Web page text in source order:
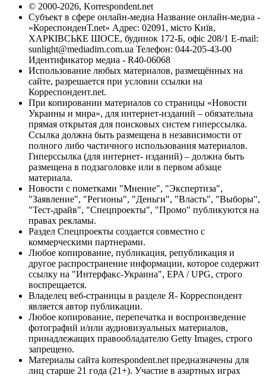
© 2000-2026, Korrespondent.net
Субъект в сфере онлайн-медиа Название онлайн-медиа -
«КореспонденТ.net» Адрес: 02091, місто Київ,
ХАРКІВСЬКЕ ШОСЕ, будинок 172-Б, офіс 208/1 E-mail:
sunlight@mediadim.com.ua Телефон: 044-205-43-00
Идентификатор медиа - R40-06068
Использование любых материалов, размещённых на
сайте, разрешается при условии ссылки на
Корреспондент.net.
При копировании материалов со страницы «Новости
Украины и мира», для интернет-изданий – обязательна
прямая открытая для поисковых систем гиперссылка.
Ссылка должна быть размещена в независимости от
полного либо частичного использования материалов.
Гиперссылка (для интернет- изданий) – должна быть
размещена в подзаголовке или в первом абзаце
материала.
Новости с пометками "Мнение", "Экспертиза",
"Заявление", "Регионы", "Деньги", "Власть", "Выборы",
"Тест-драйв", "Спецпроекты", "Промо" публикуются на
правах рекламы.
Раздел Спецпроекты создается совместно с
коммерческими партнерами.
Любое копирование, публикация, републикация и
другое распространение информации, которое содержит
ссылку на "Интерфакс-Украина", EPA / UPG, строго
воспрещается.
Владелец веб-страницы в разделе Я- Корреспондент
является автор публикации.
Любое копирование, перепечатка и воспроизведение
фотографий и/или аудиовизуальных материалов,
принадлежащих правообладателю Getty Images, строго
запрещено.
Материалы сайта korrespondent.net предназначены для
лиц старше 21 года (21+). Участие в азартных играх